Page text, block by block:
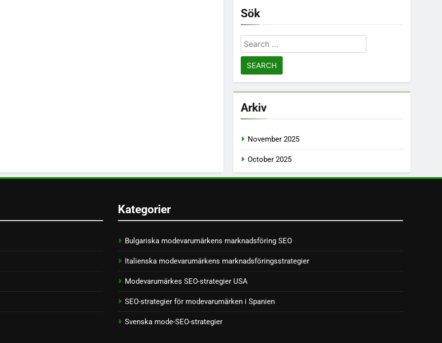
Sök
Search
for:
Arkiv
November 2025
October 2025
Kategorier
Bulgariska modevarumärkens marknadsföring SEO
Italienska modevarumärkens marknadsföringsstrategier
Modevarumärkes SEO-strategier USA
SEO-strategier för modevarumärken i Spanien
Svenska mode-SEO-strategier